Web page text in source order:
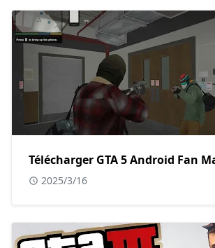
Télécharger GTA 5 Android Fan
2025/3/16